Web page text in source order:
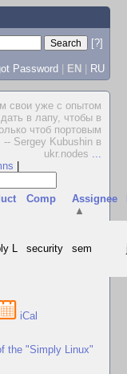
[?]
Password | EN | RU
свои уже с опытом
в лапу, чтобы в
чтоб портовым
Sergey Kubushin в
ukr.nodes ...
Comp
Assignee
▲
L security sem
iCal
the "Simply Linux"